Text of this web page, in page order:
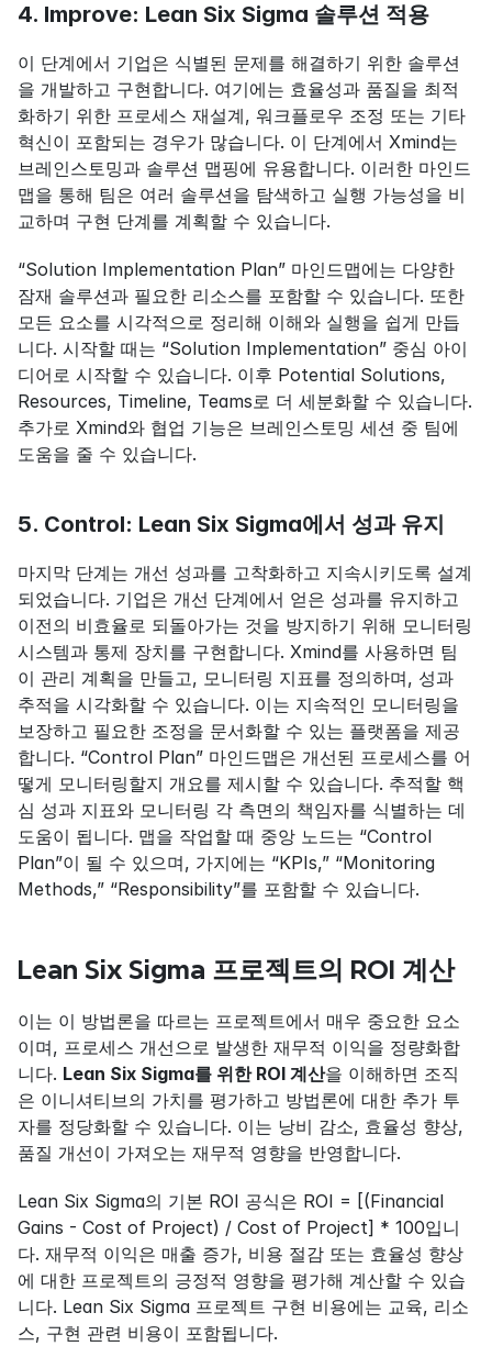
4. Improve: Lean Six Sigma 솔루션 적용
이 단계에서 기업은 식별된 문제를 해결하기 위한 솔루션
을 개발하고 구현합니다. 여기에는 효율성과 품질을 최적
화하기 위한 프로세스 재설계, 워크플로우 조정 또는 기타
혁신이 포함되는 경우가 많습니다. 이 단계에서 Xmind는
브레인스토밍과 솔루션 맵핑에 유용합니다. 이러한 마인드
맵을 통해 팀은 여러 솔루션을 탐색하고 실행 가능성을 비
교하며 구현 단계를 계획할 수 있습니다.
“Solution Implementation Plan” 마인드맵에는 다양한
잠재 솔루션과 필요한 리소스를 포함할 수 있습니다. 또한
모든 요소를 시각적으로 정리해 이해와 실행을 쉽게 만듭
니다. 시작할 때는 “Solution Implementation” 중심 아이
디어로 시작할 수 있습니다. 이후 Potential Solutions,
Resources, Timeline, Teams로 더 세분화할 수 있습니다.
추가로 Xmind와 협업 기능은 브레인스토밍 세션 중 팀에
도움을 줄 수 있습니다.
5. Control: Lean Six Sigma에서 성과 유지
마지막 단계는 개선 성과를 고착화하고 지속시키도록 설계
되었습니다. 기업은 개선 단계에서 얻은 성과를 유지하고
이전의 비효율로 되돌아가는 것을 방지하기 위해 모니터링
시스템과 통제 장치를 구현합니다. Xmind를 사용하면 팀
이 관리 계획을 만들고, 모니터링 지표를 정의하며, 성과
추적을 시각화할 수 있습니다. 이는 지속적인 모니터링을
보장하고 필요한 조정을 문서화할 수 있는 플랫폼을 제공
합니다. “Control Plan” 마인드맵은 개선된 프로세스를 어
떻게 모니터링할지 개요를 제시할 수 있습니다. 추적할 핵
심 성과 지표와 모니터링 각 측면의 책임자를 식별하는 데
도움이 됩니다. 맵을 작업할 때 중앙 노드는 “Control
Plan”이 될 수 있으며, 가지에는 “KPIs,” “Monitoring
Methods,” “Responsibility”를 포함할 수 있습니다.
Lean Six Sigma 프로젝트의 ROI 계산
이는 이 방법론을 따르는 프로젝트에서 매우 중요한 요소
이며, 프로세스 개선으로 발생한 재무적 이익을 정량화합
니다. Lean Six Sigma를 위한 ROI 계산을 이해하면 조직
은 이니셔티브의 가치를 평가하고 방법론에 대한 추가 투
자를 정당화할 수 있습니다. 이는 낭비 감소, 효율성 향상,
품질 개선이 가져오는 재무적 영향을 반영합니다.
Lean Six Sigma의 기본 ROI 공식은 ROI = [(Financial
Gains - Cost of Project) / Cost of Project] * 100입니
다. 재무적 이익은 매출 증가, 비용 절감 또는 효율성 향상
에 대한 프로젝트의 긍정적 영향을 평가해 계산할 수 있습
니다. Lean Six Sigma 프로젝트 구현 비용에는 교육, 리소
스, 구현 관련 비용이 포함됩니다.